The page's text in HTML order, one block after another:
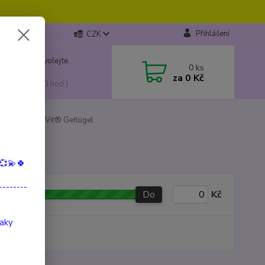
CZK Přihlášení
si rady? Zavolejte.
10:00-15:00 hod.)
0 ks
za 0 Kč
MaxicatVit® Geflügel
Do Kč